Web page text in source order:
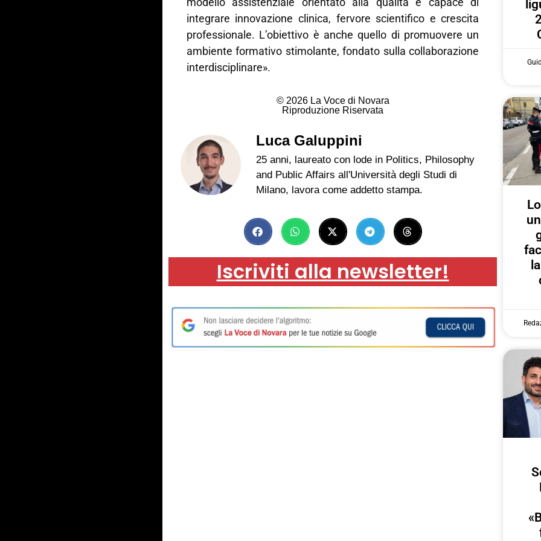
integrare innovazione clinica, fervore scientifico e crescita
professionale. L’obiettivo è anche quello di promuovere un
ambiente formativo stimolante, fondato sulla collaborazione
interdisciplinare».
© 2026 La Voce di Novara
Riproduzione Riservata
Luca Galuppini
25 anni, laureato con lode in Politics, Philosophy
and Public Affairs all'Università degli Studi di
Milano, lavora come addetto stampa.
Iscriviti alla newsletter!